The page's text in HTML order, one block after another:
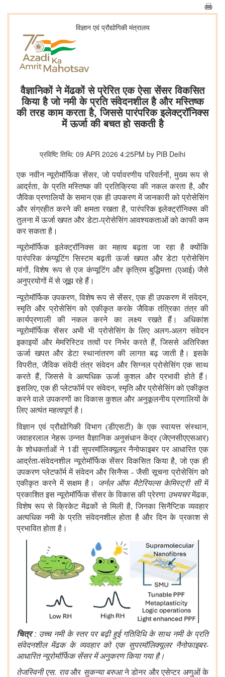
विज्ञान एवं प्रौद्योगिकी मंत्रालय
वैज्ञानिकों ने मेंढकों से प्रेरित एक ऐसा सेंसर विकसित
किया है जो नमी के प्रति संवेदनशील है और मस्तिष्क
की तरह काम करता है, जिससे पारंपरिक इलेक्ट्रॉनिक्स
में ऊर्जा की बचत हो सकती है
प्रविष्टि तिथि: 09 APR 2026 4:25PM by PIB Delhi
एक नवीन न्यूरोमॉर्फिक सेंसर,जो पर्यावरणीय परिवर्तनों,मुख्य रूप से
आर्द्रता,के प्रति मस्तिष्क की प्रतिक्रिया की नकल करता है,और
जैविक प्रणालियों के समान एक ही उपकरण में जानकारी को प्रोसेसिंग
और संग्रहीत करने की क्षमता रखता है,पारंपरिक इलेक्ट्रॉनिक्स की
तुलना में ऊर्जा खपत और डेटा-प्रोसेसिंग आवश्यकताओं को काफी कम
कर सकता है।
न्यूरोमॉर्फिक इलेक्ट्रॉनिक्स का महत्व बढ़ता जा रहा है क्योंकि
पारंपरिक कंप्यूटिंग सिस्टम बढ़ती ऊर्जा खपत और डेटा प्रोसेसिंग
मांगों,विशेष रूप से एज कंप्यूटिंग और कृत्रिम बुद्धिमत्ता (एआई) जैसे
अनुप्रयोगों में से जूझ रहे हैं।
न्यूरोमॉर्फिक उपकरण,विशेष रूप से सेंसर,एक ही उपकरण में संवेदन,
स्मृति और प्रोसेसिंग को एकीकृत करके जैविक तंत्रिका तंत्र की
कार्यप्रणाली की नकल करने का लक्ष्य रखते हैं। अधिकांश
न्यूरोमॉर्फिक सेंसर अभी भी प्रोसेसिंग के लिए अलग-अलग संवेदन
इकाइयों और मेमरिस्टिव तत्वों पर निर्भर करते हैं,जिससे अतिरिक्त
ऊर्जा खपत और डेटा स्थानांतरण की लागत बढ़ जाती है। इसके
विपरीत,जैविक संवेदी तंत्र संवेदन और सिग्नल प्रोसेसिंग एक साथ
करते हैं,जिससे वे अत्यधिक ऊर्जा कुशल और प्रभावी होते हैं।
इसलिए,एक ही प्लेटफॉर्म पर संवेदन,स्मृति और प्रोसेसिंग को एकीकृत
करने वाले उपकरणों का विकास कुशल और अनुकूलनीय प्रणालियों के
लिए अत्यंत महत्वपूर्ण है।
विज्ञान एवं प्रौद्योगिकी विभाग (डीएसटी) के एक स्वायत्त संस्थान,
जवाहरलाल नेहरू उन्नत वैज्ञानिक अनुसंधान केंद्र (जेएनसीएएसआर)
के शोधकर्ताओं ने 1डी सुपरमॉलिक्यूलर नैनोफाइबर पर आधारित एक
आर्द्रता-संवेदनशील न्यूरोमॉर्फिक सेंसर विकसित किया है,जो एक ही
उपकरण प्लेटफॉर्म में संवेदन और सिनैप्स - जैसी सूचना प्रोसेसिंग को
एकीकृत करने में सक्षम है।
जर्नल ऑफ मैटेरियल्स केमिस्ट्री सीमें
प्रकाशित इस न्यूरोमॉर्फिक सेंसर के विकास की प्रेरणा उभयचरमेंढक,
विशेष रूप से क्रिकेट मेंढकों से मिली है,जिनका सिनैप्टिक व्यवहार
अत्यधिक नमी के प्रति संवेदनशील होता है और दिन के प्रकाश से
प्रभावित होता है।
चित्र: उच्च नमी के स्तर पर बढ़ी हुई गतिविधि के साथ नमी के प्रति
संवेदनशील मेंढक के व्यवहार को एक सुपरमॉलिक्यूलर नैनोफाइबर-
आधारित न्यूरोमॉर्फिक सेंसर में अनुकरण किया गया है।
तेजस्विनी एस. रावऔर सुकन्या बरुआने डोनर और एसेप्टर अणुओं के